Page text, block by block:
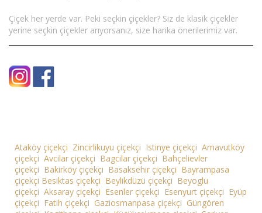
Çiçek her yerde var. Peki seçkin çiçekler? Siz de klasik çiçekler
yerine seçkin çiçekler arıyorsanız, size harika önerilerimiz var.
Ataköy çiçekçi Zincirlikuyu çiçekçi Istinye çiçekçi Arnavutköy
çiçekçi Avcilar çiçekçi Bagcilar çiçekçi Bahçelievler
çiçekçi Bakirköy çiçekçi Basaksehir çiçekçi Bayrampasa
çiçekçi Besiktas çiçekçi Beylikdüzü çiçekçi Beyoglu
çiçekçi Aksaray çiçekçi Esenler çiçekçi Esenyurt çiçekçi Eyüp
çiçekçi Fatih çiçekçi Gaziosmanpasa çiçekçi Güngören